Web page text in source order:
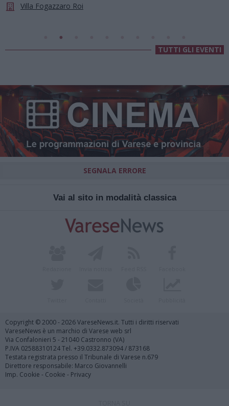
Villa Fogazzaro Roi
TUTTI GLI EVENTI
SEGNALA ERRORE
Vai al sito in modalità classica
Copyright © 2000 - 2026 VareseNews.it. Tutti i diritti riservati
VareseNews è un marchio di Varese web srl
Via Confalonieri 5 - 21040 Castronno (VA)
P.IVA 02588310124 Tel. +39.0332.873094 / 873168
Testata registrata presso il Tribunale di Varese n.679
Direttore responsabile: Marco Giovannelli
Imp. Cookie - Cookie - Privacy